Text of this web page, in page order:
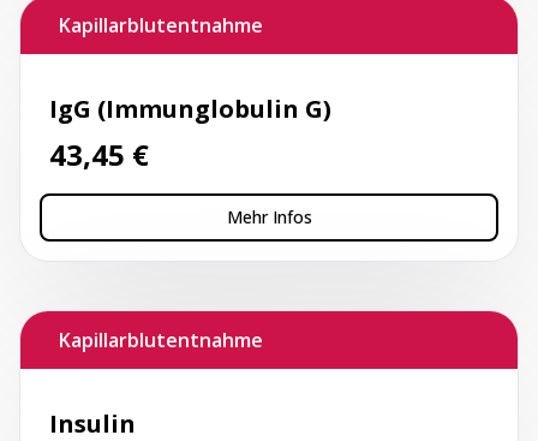
Kapillarblutentnahme
IgG (Immunglobulin G)
43,45 €
Mehr Infos
Kapillarblutentnahme
Insulin